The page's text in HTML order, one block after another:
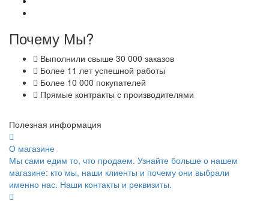
Почему Мы?
Выполнили свыше 30 000 заказов
Более 11 лет успешной работы
Более 10 000 покупателей
Прямые контракты с производителями
Полезная информация
О магазине
Мы сами едим то, что продаем. Узнайте больше о нашем
магазине: кто мы, наши клиенты и почему они выбрали
именно нас. Наши контакты и реквизиты.